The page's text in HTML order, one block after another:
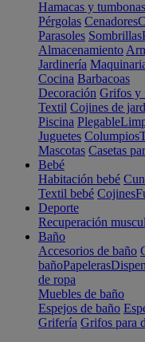
Hamacas y tumbonas
Pérgolas Cenadores
Parasoles Sombrillas
Almacenamiento
Jardinería
Cocina Barbacoas
Decoración Grifos y
Textil Cojines de
Piscina Plegable
Juguetes Columpios
Mascotas Casetas
Bebé
Habitación bebé
Textil bebé Cojines
Deporte
Recuperación
Baño
Accesorios de baño
bañoPapeleras
de ropa
Muebles de baño
Espejos de baño
Grifería Grifos para